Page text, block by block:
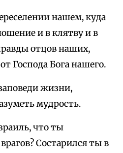
нашем, куда
и в клятву и в
отцов наших,
Господа Бога нашего.
жизни,
мудрость.
что ты
Состарился ты в